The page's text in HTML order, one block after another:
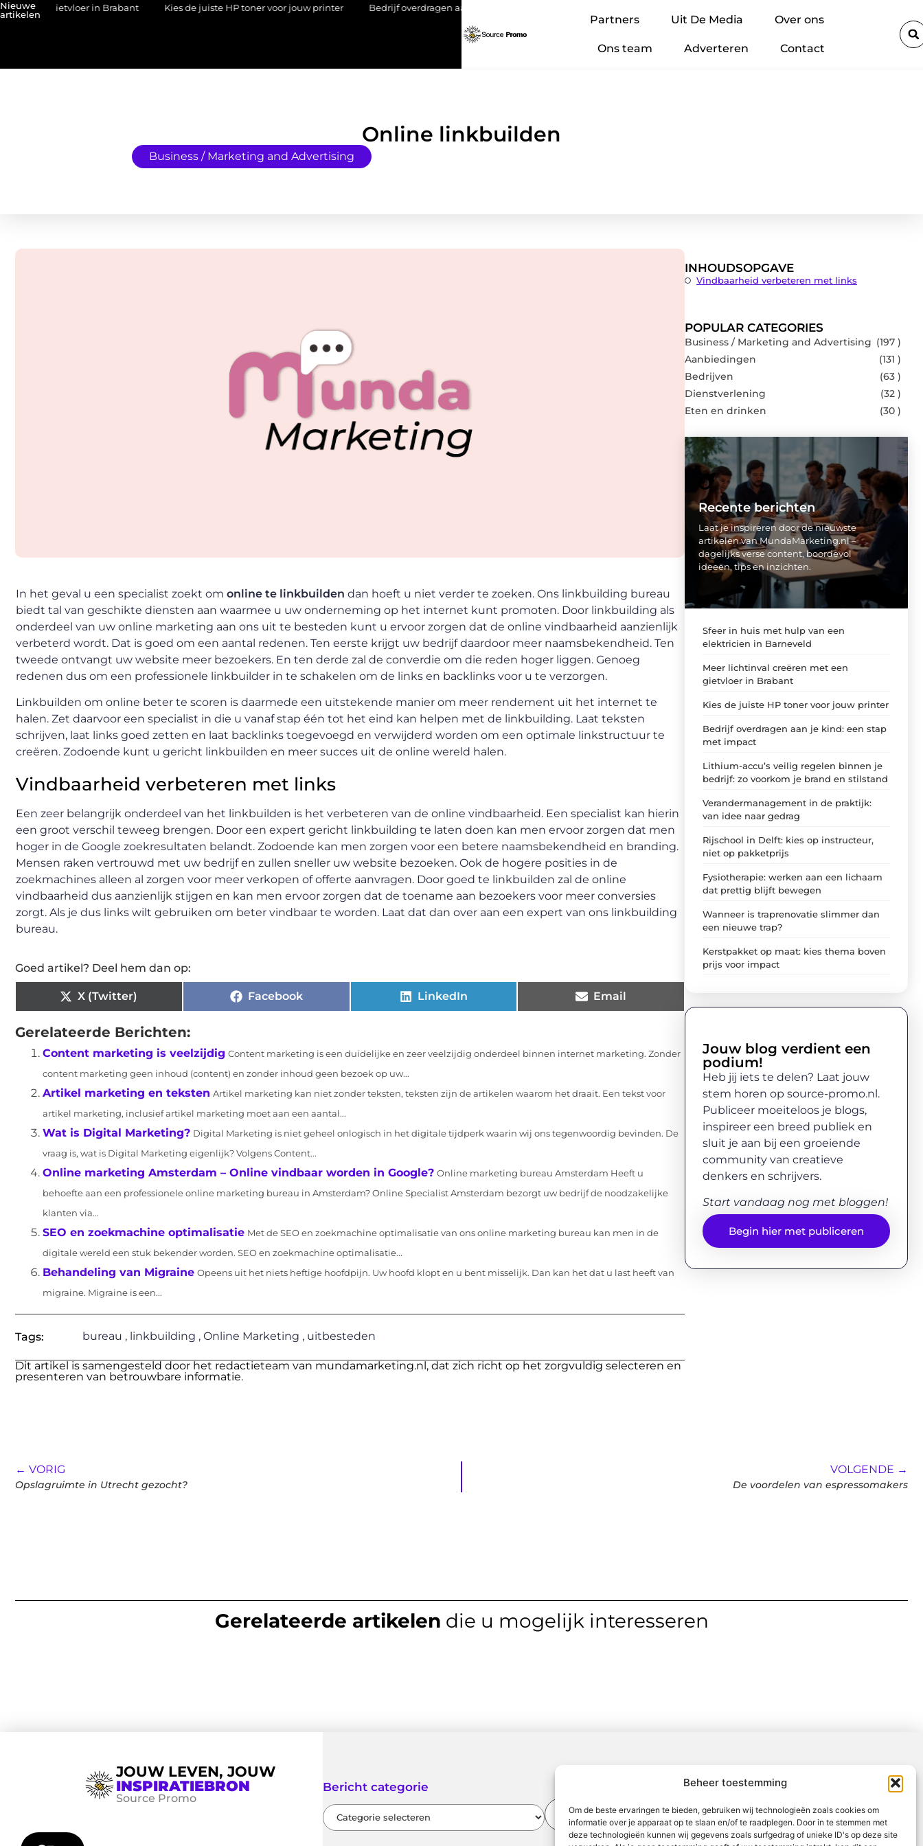
Beheer toestemming
Om de beste ervaringen te bieden, gebruiken wij technologieën zoals cookies om
informatie over je apparaat op te slaan en/of te raadplegen. Door in te stemmen met
deze technologieën kunnen wij gegevens zoals surfgedrag of unieke ID's op deze site
Nieuwe
artikelen
gietvloer in Brabant Kies de juiste HP toner voor jouw printer Bedrijf overdragen aan je kind: een stap met impact
Partners Uit De Media Over ons
Ons team Adverteren Contact
Online linkbuilden
Business / Marketing and Advertising
In het geval u een specialist zoekt om online te linkbuilden dan hoeft u niet verder te zoeken. Ons linkbuilding bureau
biedt tal van geschikte diensten aan waarmee u uw onderneming op het internet kunt promoten. Door linkbuilding als
onderdeel van uw online marketing aan ons uit te besteden kunt u ervoor zorgen dat de online vindbaarheid aanzienlijk
verbeterd wordt. Dat is goed om een aantal redenen. Ten eerste krijgt uw bedrijf daardoor meer naamsbekendheid. Ten
tweede ontvangt uw website meer bezoekers. En ten derde zal de converdie om die reden hoger liggen. Genoeg
redenen dus om een professionele linkbuilder in te schakelen om de links en backlinks voor u te verzorgen.
Linkbuilden om online beter te scoren is daarmede een uitstekende manier om meer rendement uit het internet te
halen. Zet daarvoor een specialist in die u vanaf stap één tot het eind kan helpen met de linkbuilding. Laat teksten
schrijven, laat links goed zetten en laat backlinks toegevoegd en verwijderd worden om een optimale linkstructuur te
creëren. Zodoende kunt u gericht linkbuilden en meer succes uit de online wereld halen.
Vindbaarheid verbeteren met links
Een zeer belangrijk onderdeel van het linkbuilden is het verbeteren van de online vindbaarheid. Een specialist kan hierin
een groot verschil teweeg brengen. Door een expert gericht linkbuilding te laten doen kan men ervoor zorgen dat men
hoger in de Google zoekresultaten belandt. Zodoende kan men zorgen voor een betere naamsbekendheid en branding.
Mensen raken vertrouwd met uw bedrijf en zullen sneller uw website bezoeken. Ook de hogere posities in de
zoekmachines alleen al zorgen voor meer verkopen of offerte aanvragen. Door goed te linkbuilden zal de online
vindbaarheid dus aanzienlijk stijgen en kan men ervoor zorgen dat de toename aan bezoekers voor meer conversies
zorgt. Als je dus links wilt gebruiken om beter vindbaar te worden. Laat dat dan over aan een expert van ons linkbuilding
bureau.
Goed artikel? Deel hem dan op:
X (Twitter) Facebook LinkedIn Email
Gerelateerde Berichten:
Content marketing is veelzijdig Content marketing is een duidelijke en zeer veelzijdig onderdeel binnen internet marketing. Zonder
content marketing geen inhoud (content) en zonder inhoud geen bezoek op uw...
Artikel marketing en teksten Artikel marketing kan niet zonder teksten, teksten zijn de artikelen waarom het draait. Een tekst voor
artikel marketing, inclusief artikel marketing moet aan een aantal...
Wat is Digital Marketing? Digital Marketing is niet geheel onlogisch in het digitale tijdperk waarin wij ons tegenwoordig bevinden. De
vraag is, wat is Digital Marketing eigenlijk? Volgens Content...
Online marketing Amsterdam – Online vindbaar worden in Google? Online marketing bureau Amsterdam Heeft u
behoefte aan een professionele online marketing bureau in Amsterdam? Online Specialist Amsterdam bezorgt uw bedrijf de noodzakelijke
klanten via...
SEO en zoekmachine optimalisatie Met de SEO en zoekmachine optimalisatie van ons online marketing bureau kan men in de
digitale wereld een stuk bekender worden. SEO en zoekmachine optimalisatie...
Behandeling van Migraine Opeens uit het niets heftige hoofdpijn. Uw hoofd klopt en u bent misselijk. Dan kan het dat u last heeft van
migraine. Migraine is een...
Tags: bureau , linkbuilding , Online Marketing , uitbesteden
Dit artikel is samengesteld door het redactieteam van mundamarketing.nl, dat zich richt op het zorgvuldig selecteren en
presenteren van betrouwbare informatie.
INHOUDSOPGAVE
Vindbaarheid verbeteren met links
POPULAR CATEGORIES
Business / Marketing and Advertising (197 )
Aanbiedingen
(131 )
Bedrijven
(63 )
Dienstverlening
(32 )
Eten en drinken
(30 )
Recente berichten
Laat je inspireren door de nieuwste
artikelen van MundaMarketing.nl –
dagelijks verse content, boordevol
ideeën, tips en inzichten.
Sfeer in huis met hulp van een
elektricien in Barneveld
Meer lichtinval creëren met een
gietvloer in Brabant
Kies de juiste HP toner voor jouw printer
Bedrijf overdragen aan je kind: een stap
met impact
Lithium-accu’s veilig regelen binnen je
bedrijf: zo voorkom je brand en stilstand
Verandermanagement in de praktijk:
van idee naar gedrag
Rijschool in Delft: kies op instructeur,
niet op pakketprijs
Fysiotherapie: werken aan een lichaam
dat prettig blijft bewegen
Wanneer is traprenovatie slimmer dan
een nieuwe trap?
Kerstpakket op maat: kies thema boven
prijs voor impact
Jouw blog verdient een
podium!
Heb jij iets te delen? Laat jouw
stem horen op source-promo.nl.
Publiceer moeiteloos je blogs,
inspireer een breed publiek en
sluit je aan bij een groeiende
community van creatieve
denkers en schrijvers.
Start vandaag nog met bloggen!
Begin hier met publiceren
← VORIG
Opslagruimte in Utrecht gezocht?
VOLGENDE →
De voordelen van espressomakers
Gerelateerde artikelen die u mogelijk interesseren
JOUW LEVEN, JOUW
INSPIRATIEBRON
Source Promo
Bericht categorie